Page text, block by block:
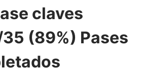
claves
(89%) Pases